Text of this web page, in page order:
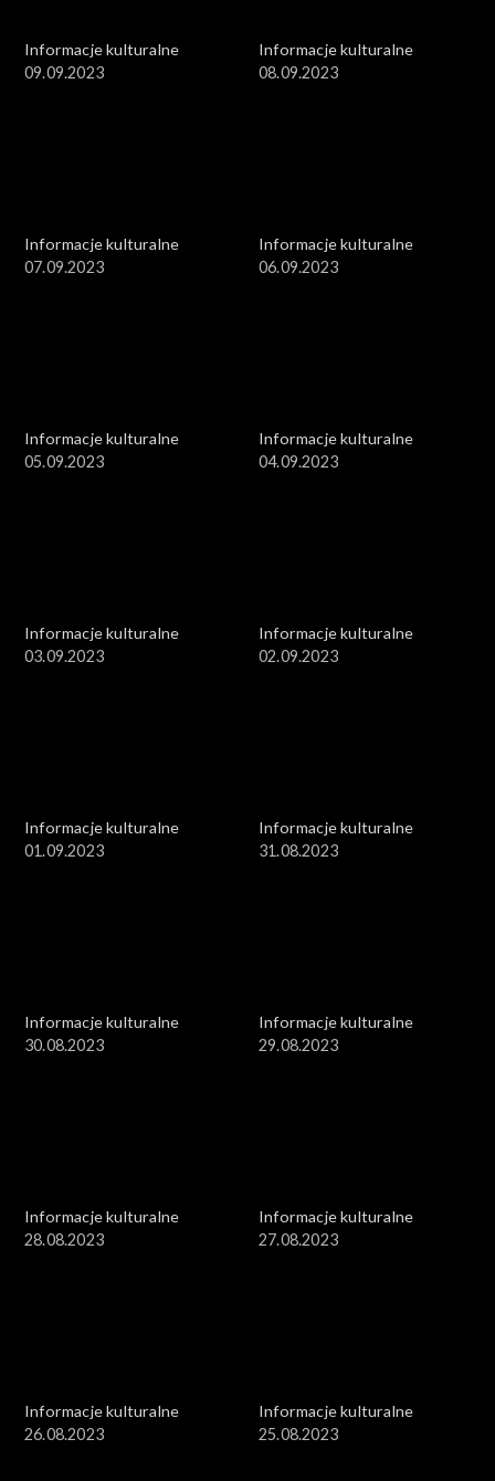
Informacje kulturalne
09.09.2023
Informacje kulturalne
08.09.2023
Informacje kulturalne
07.09.2023
Informacje kulturalne
06.09.2023
Informacje kulturalne
05.09.2023
Informacje kulturalne
04.09.2023
Informacje kulturalne
03.09.2023
Informacje kulturalne
02.09.2023
Informacje kulturalne
01.09.2023
Informacje kulturalne
31.08.2023
Informacje kulturalne
30.08.2023
Informacje kulturalne
29.08.2023
Informacje kulturalne
28.08.2023
Informacje kulturalne
27.08.2023
Informacje kulturalne
26.08.2023
Informacje kulturalne
25.08.2023